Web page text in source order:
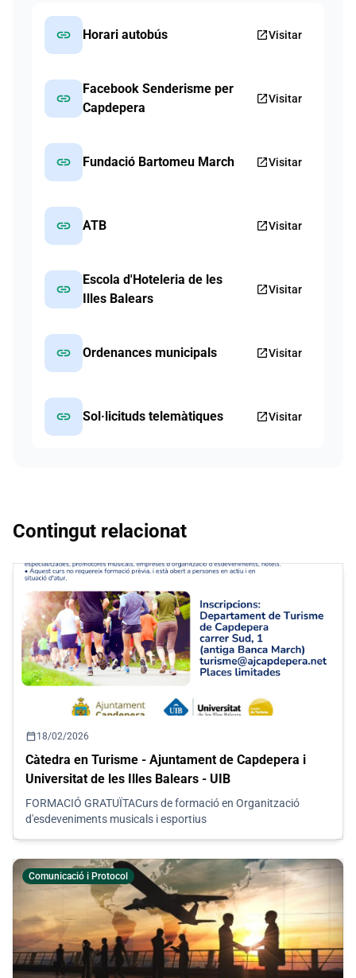
link Horari autobús open_in_newVisitar
link
Facebook Senderisme per
Capdepera
open_in_newVisitar
link Fundació Bartomeu March open_in_newVisitar
link ATB open_in_newVisitar
link
Escola d'Hoteleria de les
Illes Balears
open_in_newVisitar
link Ordenances municipals open_in_newVisitar
link Sol·licituds telemàtiques open_in_newVisitar
Contingut relacionat
calendar_today18/02/2026
Càtedra en Turisme - Ajuntament de Capdepera i
Universitat de les Illes Balears - UIB
FORMACIÓ GRATUÏTACurs de formació en Organització
d'esdeveniments musicals i esportius
Comunicació i Protocol